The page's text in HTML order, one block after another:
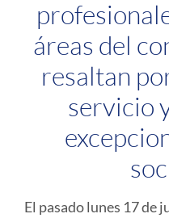
áreas del
resaltan
servicio
El pasado lunes 17 de